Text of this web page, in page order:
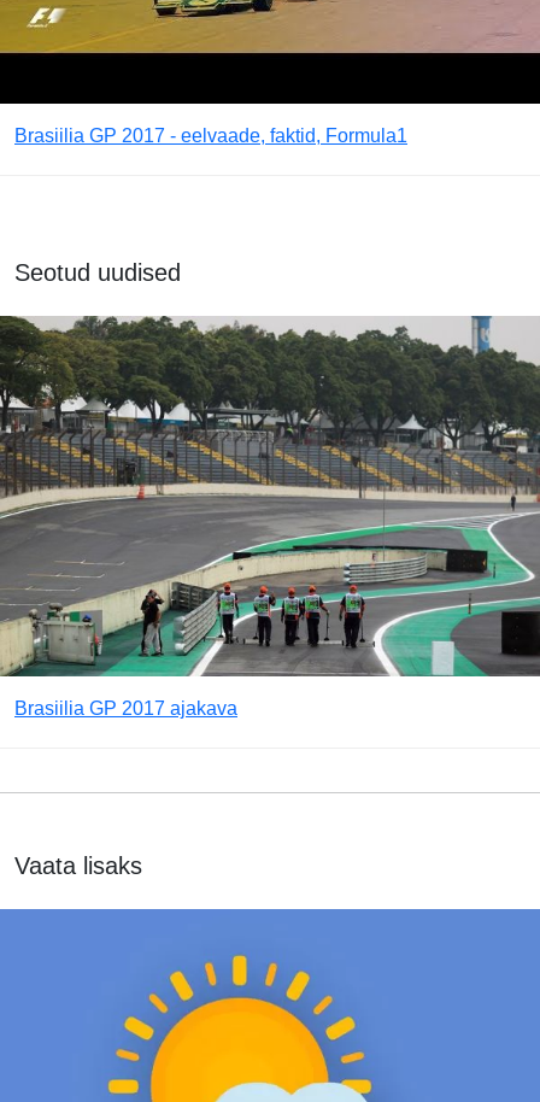
Brasiilia GP 2017 - eelvaade, faktid, Formula1
Seotud uudised
Brasiilia GP 2017 ajakava
Vaata lisaks